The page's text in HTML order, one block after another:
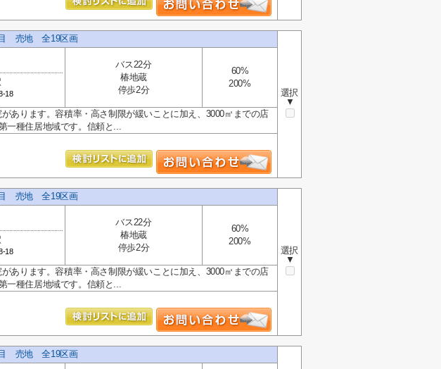
目 売地 全19区画
選択
▼
18
バス22分
椿地蔵
停歩2分
60%
200%
あります。容積率・高さ制限が緩いことに加え、3000㎡までの店
一種住居地域です。信頼と...
目 売地 全19区画
選択
▼
18
バス22分
椿地蔵
停歩2分
60%
200%
あります。容積率・高さ制限が緩いことに加え、3000㎡までの店
一種住居地域です。信頼と...
目 売地 全19区画